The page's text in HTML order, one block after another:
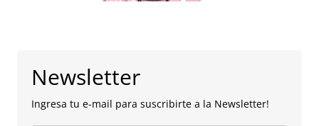
Newsletter
Ingresa tu e-mail para suscribirte a la Newsletter!